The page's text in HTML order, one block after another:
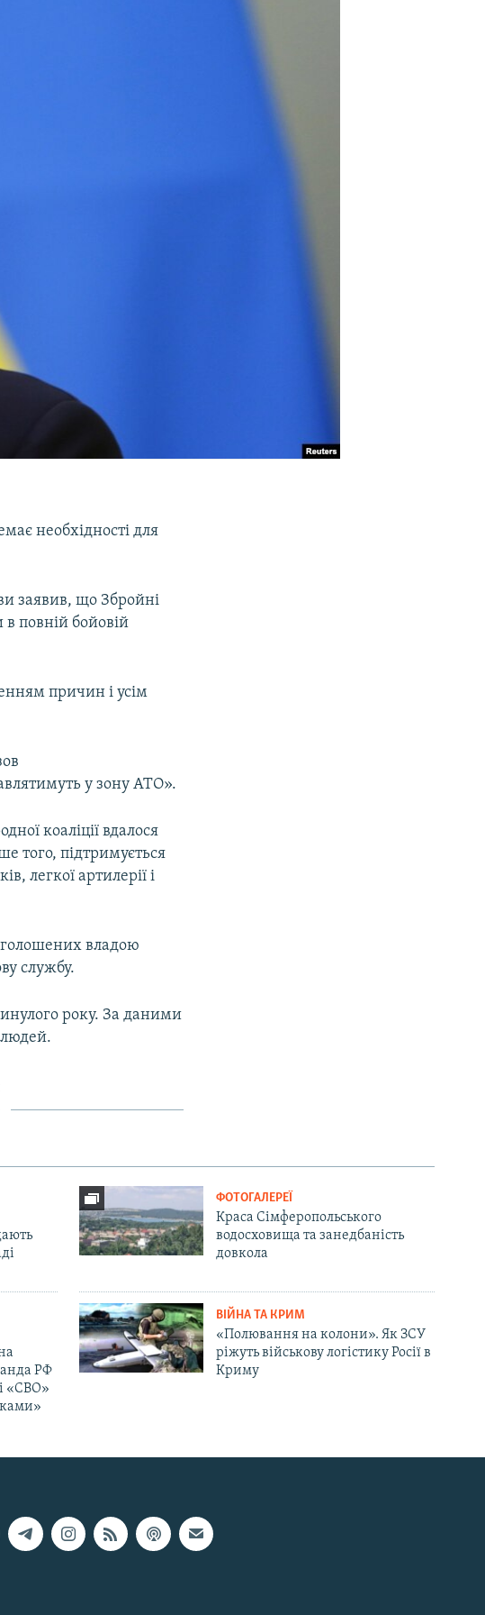
необхідності для
заявив, що Збройні
повній бойовій
причин і усім
у зону АТО».
коаліції вдалося
того, підтримується
легкої артилерії і
владою
службу.
року. За даними
людей.
ФОТОГАЛЕРЕЇ
Краса Сімферопольського
водосховища та занедбаність
довкола
РФ
«СВО»
ВІЙНА ТА КРИМ
«Полювання на колони». Як ЗСУ
ріжуть військову логістику Росії в
Криму